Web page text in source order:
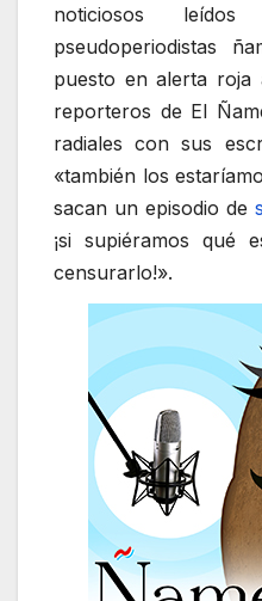
noticiosos
pseudoperiodistas
puesto en alerta roja
reporteros de El
radiales con sus
«también los
sacan un episodio de
¡si supiéramos qué
censurarlo!».